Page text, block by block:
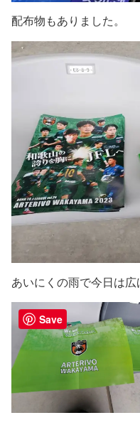
配布物もありました。
あいにくの雨で今日は
Save